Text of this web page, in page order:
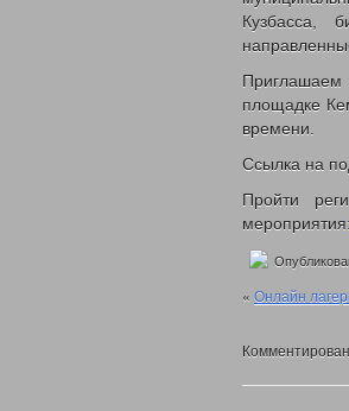
Отдел по
Выдача
Выплаты
Выдача
Проезд
Кузбасса,
Приглашаем
площадке
времени.
Ссылка на
Пройти
мероприятия:
« Онлайн